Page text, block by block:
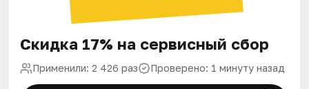
Скидка 17% на сервисный сбор
Применили: 2 426 раз Проверено: 1 минуту назад